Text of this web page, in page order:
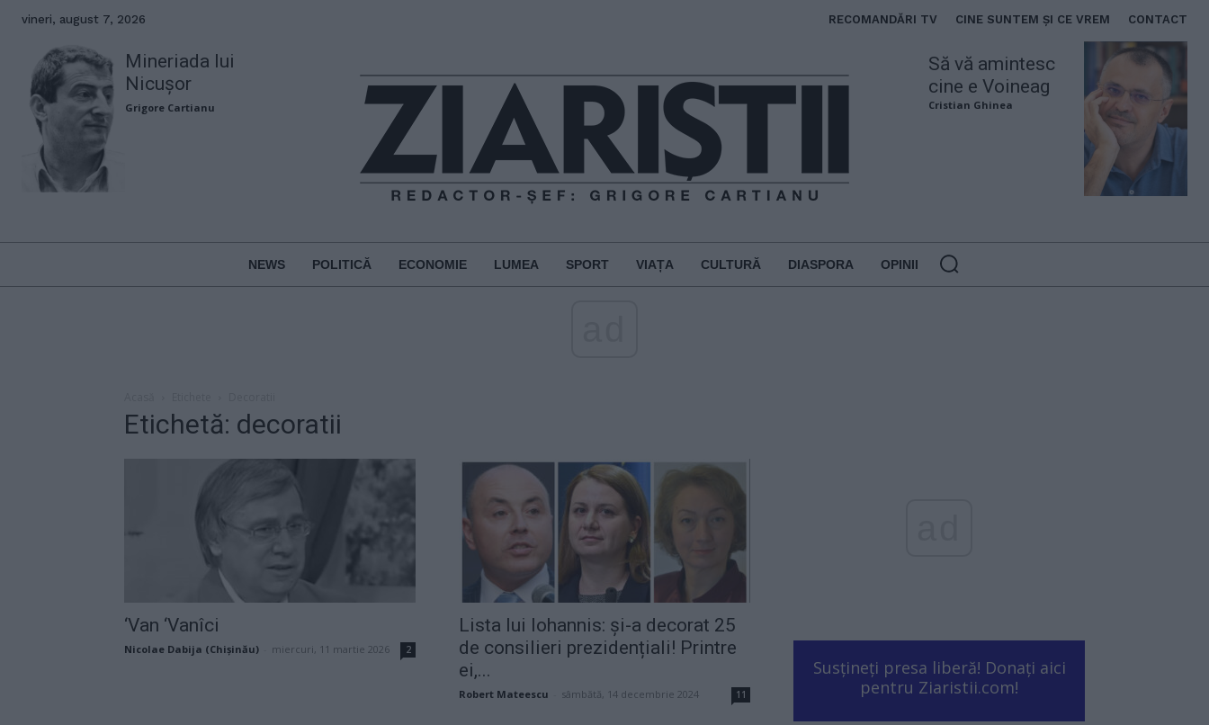
vineri, august 7, 2026 RECOMANDĂRI TV CINE SUNTEM ȘI CE VREM CONTACT
Mineriada lui
Nicușor
Grigore Cartianu
Să vă amintesc
cine e Voineag
Cristian Ghinea
NEWS POLITICĂ ECONOMIE LUMEA SPORT VIAȚA CULTURĂ DIASPORA OPINII
Etichetă: decoratii
‘Van ‘Vanîci
Nicolae Dabija (Chișinău) miercuri, 11 martie 2026 2
Lista lui Iohannis: și-a decorat 25
de consilieri prezidențiali! Printre
ei,...
Robert Mateescu sâmbătă, 14 decembrie 2024 11
Susțineți presa liberă! Donați aici
pentru Ziaristii.com!